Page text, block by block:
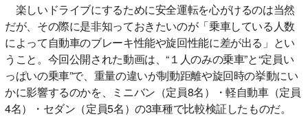
楽しいドライブにするために安全運転を心がけるのは当然
だが、その際に是非知っておきたいのが「乗車している人数
によって自動車のブレーキ性能や旋回性能に差が出る」とい
うこと。今回公開された動画は、“１人のみの乗車”と“定員い
っぱいの乗車”で、重量の違いが制動距離や旋回時の挙動にい
かに影響するのかを、ミニバン（定員8名）・軽自動車（定員
4名）・セダン（定員5名）の3車種で比較検証したものだ。